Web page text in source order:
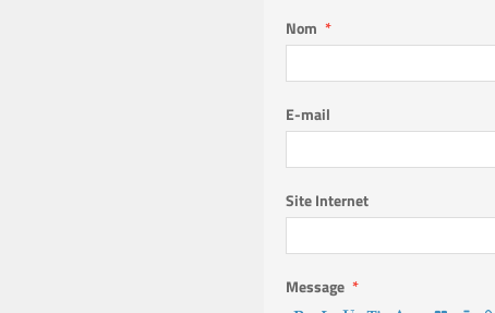
Nom
E-mail
Site Internet
Message